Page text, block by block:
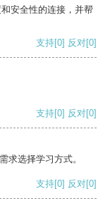
安全性的连接，并帮
支持[0] 反对[0]
支持[0] 反对[0]
求选择学习方式。
支持[0] 反对[0]